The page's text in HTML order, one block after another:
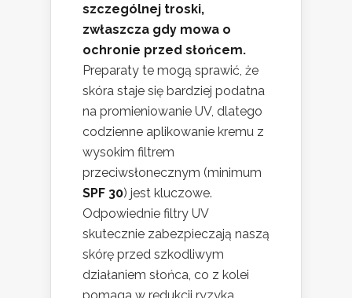
szczególnej troski,
zwłaszcza gdy mowa o
ochronie przed słońcem.
Preparaty te mogą sprawić, że
skóra staje się bardziej podatna
na promieniowanie UV, dlatego
codzienne aplikowanie kremu z
wysokim filtrem
przeciwsłonecznym (minimum
SPF 30) jest kluczowe.
Odpowiednie filtry UV
skutecznie zabezpieczają naszą
skórę przed szkodliwym
działaniem słońca, co z kolei
pomaga w redukcji ryzyka